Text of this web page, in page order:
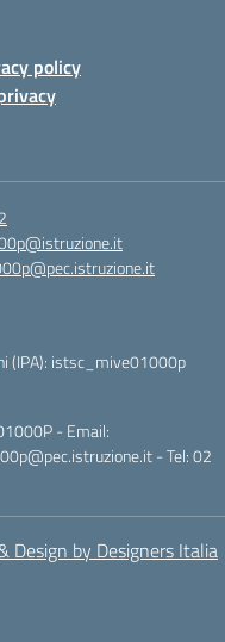
policy
(IPA): istsc_mive01000p
- Email:
- Tel: 02
Design by Designers Italia